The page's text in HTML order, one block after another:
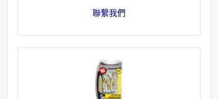
聯繫我們